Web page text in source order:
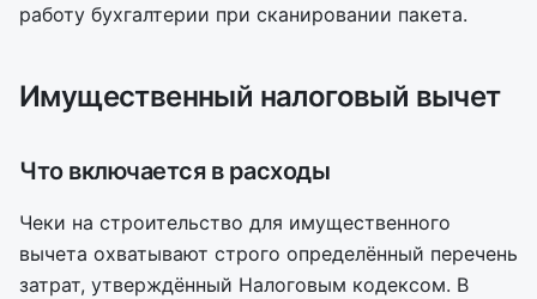
работу бухгалтерии при сканировании пакета.
Имущественный налоговый вычет
Что включается в расходы
Чеки на строительство для имущественного
вычета охватывают строго определённый перечень
затрат, утверждённый Налоговым кодексом. В